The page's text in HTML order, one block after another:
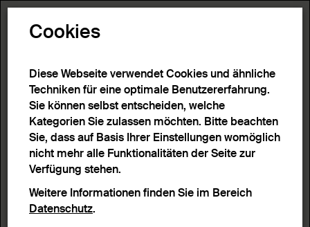
Cookies
Diese Webseite verwendet Cookies und ähnliche
Techniken für eine optimale Benutzererfahrung.
Sie können selbst entscheiden, welche
Kategorien Sie zulassen möchten. Bitte beachten
Sie, dass auf Basis Ihrer Einstellungen womöglich
nicht mehr alle Funktionalitäten der Seite zur
Verfügung stehen.
Weitere Informationen finden Sie im Bereich
Datenschutz.